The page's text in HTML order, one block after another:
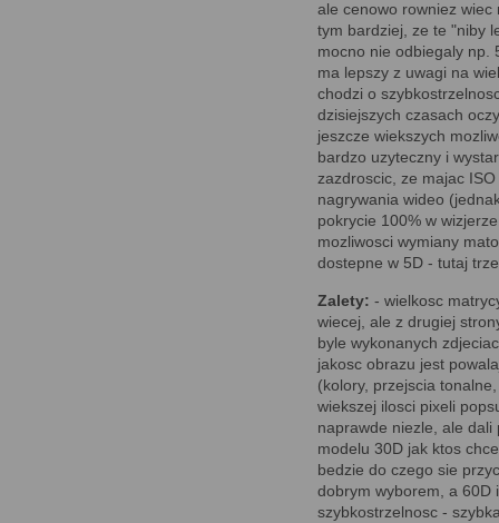
ale cenowo rowniez
tym bardziej, ze te "niby
mocno nie odbiegaly np.
ma lepszy z uwagi na
chodzi o
dzisiejszych czasach
jeszcze wiekszych
bardzo uzyteczny i
zazdroscic, ze majac
nagrywania wideo
pokrycie 100% w
mozliwosci wymiany
dostepne w 5D - tutaj
Zalety: - wielkosc
wiecej, ale z drugiej
byle wykonanych
jakosc obrazu jest
(kolory, przejscia
wiekszej ilosci pixeli
naprawde niezle, ale
modelu 30D jak ktos
bedzie do czego sie
dobrym wyborem, a 60D
szybkostrzelnosc -